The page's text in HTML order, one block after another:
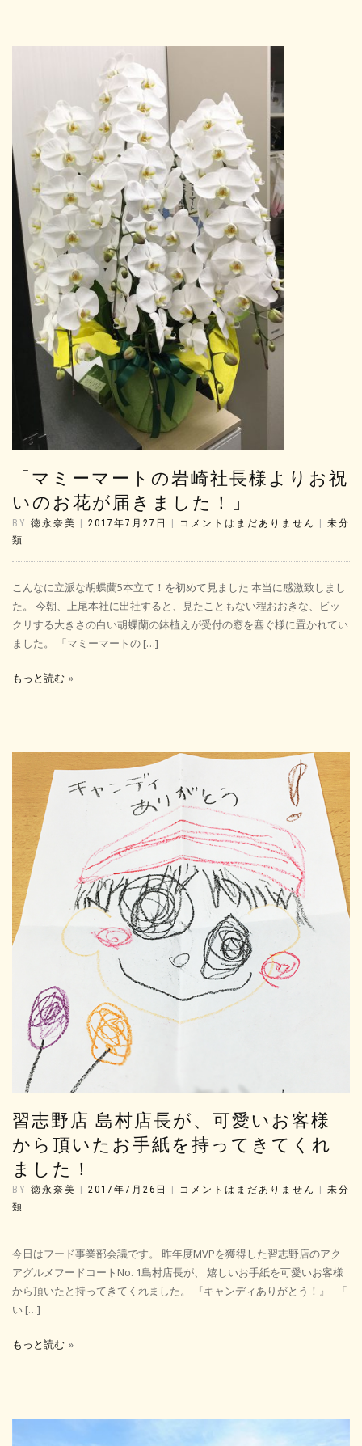
「マミーマートの岩崎社長様よりお祝
いのお花が届きました！」
BY 徳永奈美 2017年7月27日 コメントはまだありません
未分
類
こんなに立派な胡蝶蘭5本立て！を初めて見ました 本当に感激致しまし
た。 今朝、上尾本社に出社すると、見たこともない程おおきな、ビッ
クリする大きさの白い胡蝶蘭の鉢植えが受付の窓を塞ぐ様に置かれてい
ました。 「マミーマートの […]
もっと読む
習志野店 島村店長が、可愛いお客様
から頂いたお手紙を持ってきてくれ
ました！
BY 徳永奈美 2017年7月26日 コメントはまだありません
未分
類
今日はフード事業部会議です。 昨年度MVPを獲得した習志野店のアク
アグルメフードコートNo. 1島村店長が、 嬉しいお手紙を可愛いお客様
から頂いたと持ってきてくれました。 『キャンディありがとう！』 「
い […]
もっと読む